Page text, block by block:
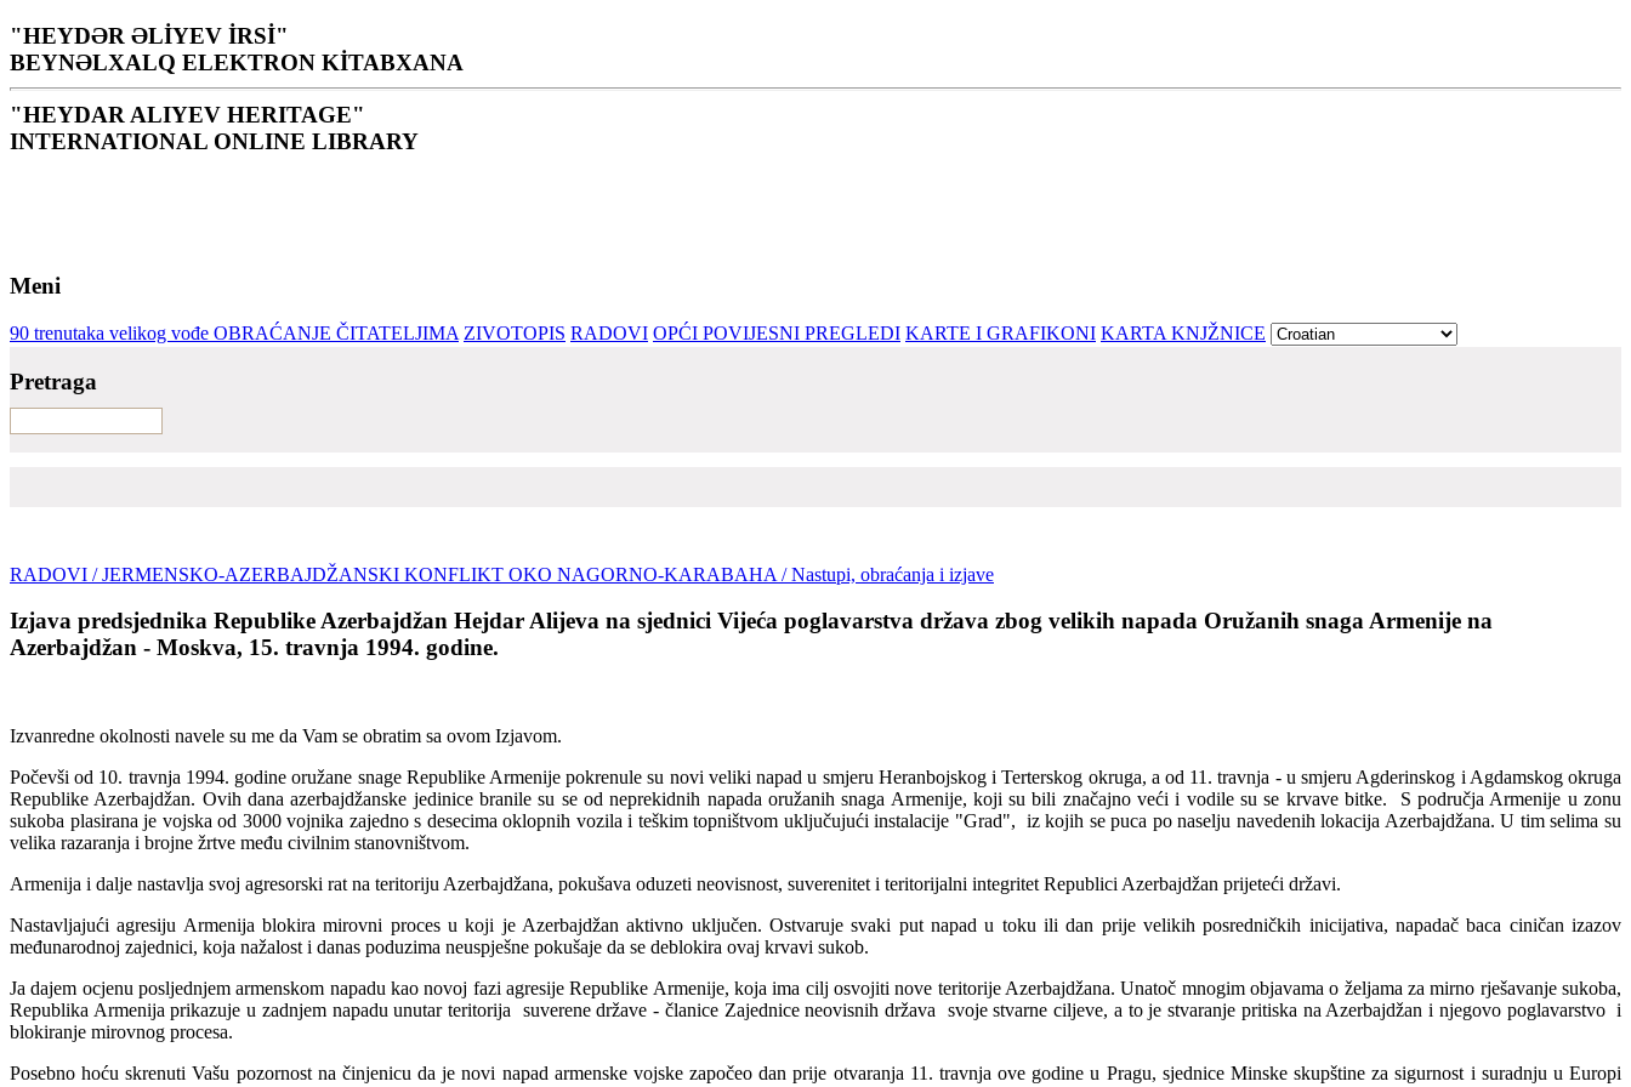
"HEYDƏR ƏLİYEV İRSİ"
BEYNƏLXALQ ELEKTRON KİTABXANA
"HEYDAR ALIYEV HERITAGE"
INTERNATIONAL ONLINE LIBRARY
Meni
90 trenutaka velikog vođe OBRAĆANJE ČITATELJIMA ZIVOTOPIS RADOVI OPĆI POVIJESNI PREGLEDI KARTE I GRAFIKONI KARTA KNJŽNICE
Pretraga
RADOVI / JERMENSKO-AZERBAJDŽANSKI KONFLIKT OKO NAGORNO-KARABAHA / Nastupi, obraćanja i izjave
Izjava predsjednika Republike Azerbajdžan Hejdar Alijeva na sjednici Vijeća poglavarstva država zbog velikih napada Oružanih snaga Armenije na
Azerbajdžan - Moskva, 15. travnja 1994. godine.
Izvanredne okolnosti navele su me da Vam se obratim sa ovom Izjavom.
Počevši od 10. travnja 1994. godine oružane snage Republike Armenije pokrenule su novi veliki napad u smjeru Heranbojskog i Terterskog okruga, a od 11. travnja - u smjeru Agderinskog i Agdamskog okruga
Republike Azerbajdžan. Ovih dana azerbajdžanske jedinice branile su se od neprekidnih napada oružanih snaga Armenije, koji su bili značajno veći i vodile su se krvave bitke. S područja Armenije u zonu
sukoba plasirana je vojska od 3000 vojnika zajedno s desecima oklopnih vozila i teškim topništvom uključujući instalacije "Grad", iz kojih se puca po naselju navedenih lokacija Azerbajdžana. U tim selima su
velika razaranja i brojne žrtve među civilnim stanovništvom.
Armenija i dalje nastavlja svoj agresorski rat na teritoriju Azerbajdžana, pokušava oduzeti neovisnost, suverenitet i teritorijalni integritet Republici Azerbajdžan prijeteći državi.
Nastavljajući agresiju Armenija blokira mirovni proces u koji je Azerbajdžan aktivno uključen. Ostvaruje svaki put napad u toku ili dan prije velikih posredničkih inicijativa, napadač baca ciničan izazov
međunarodnoj zajednici, koja nažalost i danas poduzima neuspješne pokušaje da se deblokira ovaj krvavi sukob.
Ja dajem ocjenu posljednjem armenskom napadu kao novoj fazi agresije Republike Armenije, koja ima cilj osvojiti nove teritorije Azerbajdžana. Unatoč mnogim objavama o željama za mirno rješavanje sukoba,
Republika Armenija prikazuje u zadnjem napadu unutar teritorija suverene države - članice Zajednice neovisnih država svoje stvarne ciljeve, a to je stvaranje pritiska na Azerbajdžan i njegovo poglavarstvo i
blokiranje mirovnog procesa.
Posebno hoću skrenuti Vašu pozornost na činjenicu da je novi napad armenske vojske započeo dan prije otvaranja 11. travnja ove godine u Pragu, sjednice Minske skupštine za sigurnost i suradnju u Europi